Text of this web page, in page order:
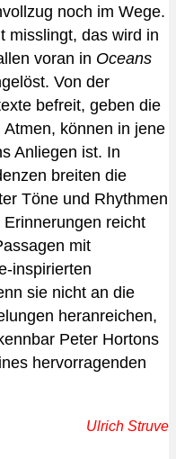
noch im Wege.
das wird in
voran in Oceans
Von der
befreit, geben die
können in jene
Anliegen ist. In
breiten die
Töne und Rhythmen
reicht
mit
inspirierten
sie nicht an die
heranreichen,
Peter Hortons
hervorragenden
Ulrich Struve